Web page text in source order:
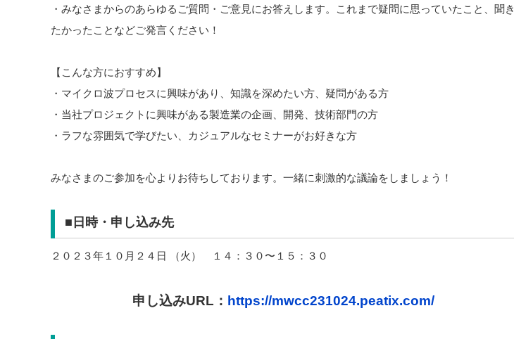
・みなさまからのあらゆるご質問・ご意見にお答えします。これまで疑問に思っていたこと、聞き
たかったことなどご発言ください！
【こんな方におすすめ】
・マイクロ波プロセスに興味があり、知識を深めたい方、疑問がある方
・当社プロジェクトに興味がある製造業の企画、開発、技術部門の方
・ラフな雰囲気で学びたい、カジュアルなセミナーがお好きな方
みなさまのご参加を心よりお待ちしております。一緒に刺激的な議論をしましょう！
■日時・申し込み先
２０２３年１０月２４日 （火） １４：３０〜１５：３０
申し込みURL： https://mwcc231024.peatix.com/